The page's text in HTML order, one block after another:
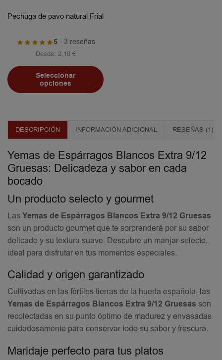
Pechuga de pavo natural Frial
5- 3 reseñas
Desde: 2,10 €
Seleccionar
opciones
DESCRIPCIÓN INFORMACIÓN ADICIONAL RESEÑAS (1)
Yemas de Espárragos Blancos Extra 9/12
Gruesas: Delicadeza y sabor en cada
bocado
Un producto selecto y gourmet
LasYemas de Espárragos Blancos Extra 9/12 Gruesas
son un producto gourmet que te sorprenderá por su sabor
delicado y su textura suave. Descubre un manjar selecto,
ideal para disfrutar en tus momentos especiales.
Calidad y origen garantizado
Cultivadas en las fértiles tierras de la huerta española, las
Yemas de Espárragos Blancos Extra 9/12 Gruesas son
recolectadas en su punto óptimo de madurez y envasadas
cuidadosamente para conservar todo su sabor y frescura.
Maridaje perfecto para tus platos